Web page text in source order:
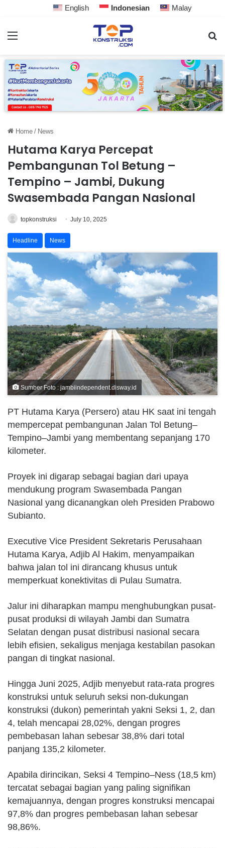
English Indonesian Malay
Home / News
Hutama Karya Percepat
Pembangunan Tol Betung –
Tempino – Jambi, Dukung
Swasembada Pangan Nasional
topkonstruksi July 10, 2025
Headline News
Sumber Foto : jambiindependent.disway.id
PT Hutama Karya (Persero) atau HK saat ini tengah
mempercepat pembangunan Jalan Tol Betung–
Tempino–Jambi yang membentang sepanjang 170
kilometer.
Proyek ini digarap sebagai bagian dari upaya
mendukung program Swasembada Pangan
Nasional yang dicanangkan oleh Presiden Prabowo
Subianto.
Executive Vice President Sekretaris Perusahaan
Hutama Karya, Adjib Al Hakim, menyampaikan
bahwa jalan tol ini dirancang khusus untuk
memperkuat konektivitas di Pulau Sumatra.
Jalur ini diharapkan mampu menghubungkan pusat-
pusat produksi di wilayah Jambi dan Sumatra
Selatan dengan pusat distribusi nasional secara
lebih efisien, sekaligus menjaga kestabilan pasokan
pangan di tingkat nasional.
Hingga Juni 2025, Adjib menyebut rata-rata progres
konstruksi untuk seluruh seksi non-dukungan
konstruksi (dukon) pemerintah yakni Seksi 1, 2, dan
4, telah mencapai 28,02%, dengan progres
pembebasan lahan sebesar 38,8% dari total
panjang 135,2 kilometer.
Apabila dirincikan, Seksi 4 Tempino–Ness (18,5 km)
tercatat sebagai bagian yang paling signifikan
kemajuannya, dengan progres konstruksi mencapai
97,8% dan progres pembebasan lahan sebesar
98,86%.